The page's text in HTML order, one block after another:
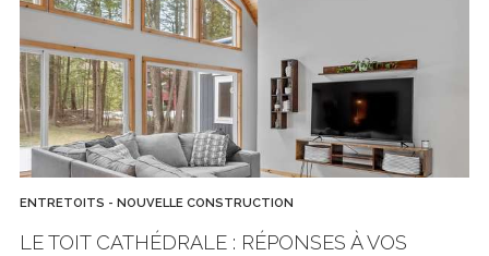
ENTRETOITS - NOUVELLE CONSTRUCTION
LE TOIT CATHÉDRALE : RÉPONSES À VOS